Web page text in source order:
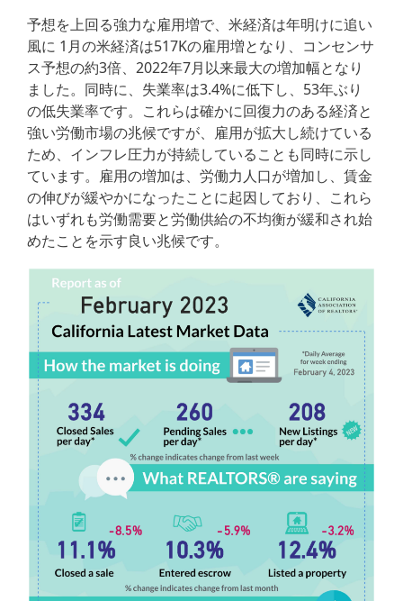
予想を上回る強力な雇用増で、米経済は年明けに追い
風に 1月の米経済は517Kの雇用増となり、コンセンサ
ス予想の約3倍、2022年7月以来最大の増加幅となり
ました。同時に、失業率は3.4%に低下し、53年ぶり
の低失業率です。これらは確かに回復力のある経済と
強い労働市場の兆候ですが、雇用が拡大し続けている
ため、インフレ圧力が持続していることも同時に示し
ています。雇用の増加は、労働力人口が増加し、賃金
の伸びが緩やかになったことに起因しており、これら
はいずれも労働需要と労働供給の不均衡が緩和され始
めたことを示す良い兆候です。